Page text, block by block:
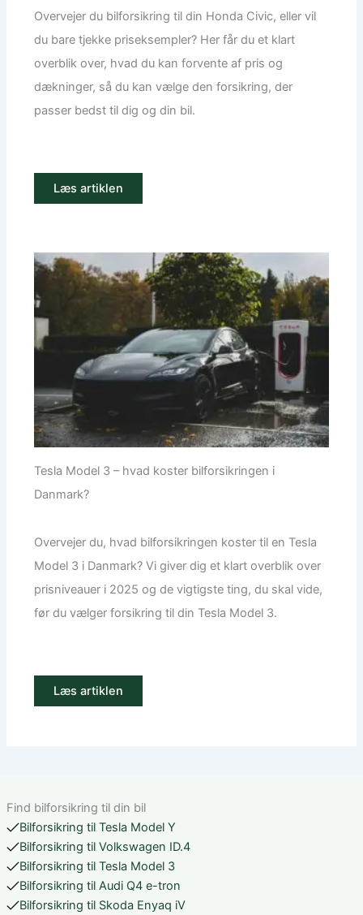
Overvejer du bilforsikring til din Honda Civic, eller vil
du bare tjekke priseksempler? Her får du et klart
overblik over, hvad du kan forvente af pris og
dækninger, så du kan vælge den forsikring, der
passer bedst til dig og din bil.
Læs artiklen
Tesla Model 3 – hvad koster bilforsikringen i
Danmark?
Overvejer du, hvad bilforsikringen koster til en Tesla
Model 3 i Danmark? Vi giver dig et klart overblik over
prisniveauer i 2025 og de vigtigste ting, du skal vide,
før du vælger forsikring til din Tesla Model 3.
Læs artiklen
Find bilforsikring til din bil
Bilforsikring til Tesla Model Y
Bilforsikring til Volkswagen ID.4
Bilforsikring til Tesla Model 3
Bilforsikring til Audi Q4 e-tron
Bilforsikring til Skoda Enyaq iV